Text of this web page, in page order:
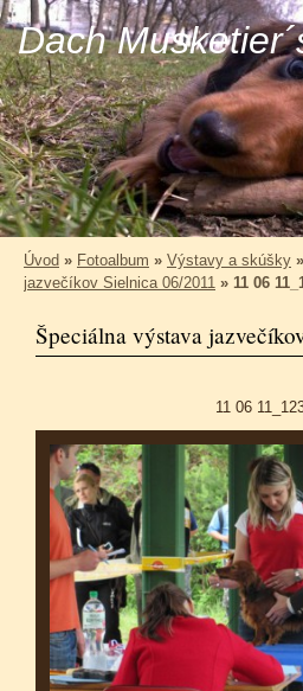
Dach
Úvod » Fotoalbum » Výstavy a skúšky »
jazvečíkov Sielnica 06/2011 » 11 06
Špeciálna výstava
11 06